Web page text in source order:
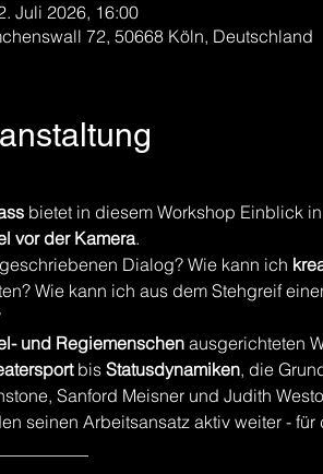
Juli 2026, 16:00
72, 50668 Köln, Deutschland
bietet in diesem Workshop Einblick
vor der Kamera.
Dialog? Wie kann ich
Wie kann ich aus dem Stehgreif
und Regiemenschen ausgerichteten
bis Statusdynamiken, die
Sanford Meisner und Judith
seinen Arbeitsansatz aktiv weiter -